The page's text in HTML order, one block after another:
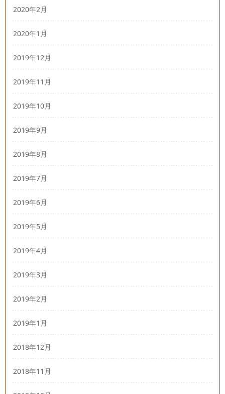
2020年2月
2020年1月
2019年12月
2019年11月
2019年10月
2019年9月
2019年8月
2019年7月
2019年6月
2019年5月
2019年4月
2019年3月
2019年2月
2019年1月
2018年12月
2018年11月